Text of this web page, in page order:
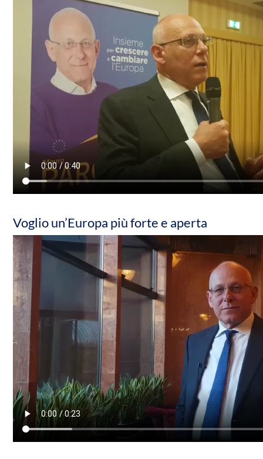
Voglio un’Europa più forte e aperta